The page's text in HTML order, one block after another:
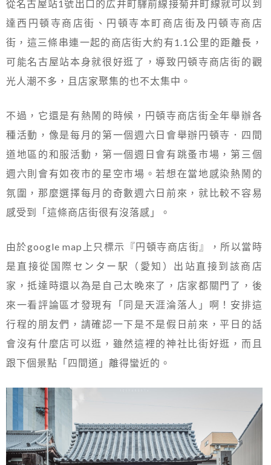
從名古屋站1號出口的広井町驛前線接菊井町線就可以到
達西円頓寺商店街、円頓寺本町商店街及円頓寺商店
街，這三條串連一起的商店街大約有1.1公里的距離長，
可能名古屋站本身就很好逛了，導致円頓寺商店街的觀
光人潮不多，且店家聚集的也不太集中。
不過，它還是有熱鬧的時候，円頓寺商店街全年舉辦各
種活動，像是每月的第一個週六日會舉辦円頓寺．四間
道地區的和服活動，第一個週日會有跳蚤市場，第三個
週六則會有如夜市的星空市場。若想在當地感染熱鬧的
氛圍，那麼選擇每月的奇數週六日前來，就比較不容易
感受到「這條商店街很有沒落感」。
由於google map上只標示『円頓寺商店街』，所以當時
是直接從国際センター駅（愛知）出站直接到該商店
家，抵達時還以為是自己太晚來了，店家都關門了，後
來一看評論區才發現有「同是天涯淪落人」啊！安排這
行程的朋友們，請確認一下是不是假日前來，平日的話
會沒有什麼店可以逛，雖然這裡的神社比街好逛，而且
跟下個景點「四間道」離得蠻近的。